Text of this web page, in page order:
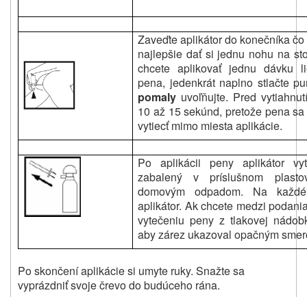
Zaveďte aplikátor do konečníka
najlepšie dať si jednu nohu na
chcete aplikovať jednu dávku
pena, jedenkrát naplno stlačte
pomaly uvoľňujte. Pred
10 až 15 sekúnd, pretože pena
vytiecť mimo miesta aplikácie.
Po aplikácii peny aplikátor
zabalený v príslušnom
domovým odpadom. Na
aplikátor. Ak chcete medzi
vytečeniu peny z tlakovej
aby zárez ukazoval opačným
Po skončení aplikácie si umyte ruky. Snažte sa
vyprázdniť svoje črevo do budúceho rána.